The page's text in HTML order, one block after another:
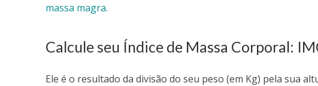
massa magra.
Calcule seu Índice de Massa Corporal:
Ele é o resultado da divisão do seu peso (em Kg) pela sua